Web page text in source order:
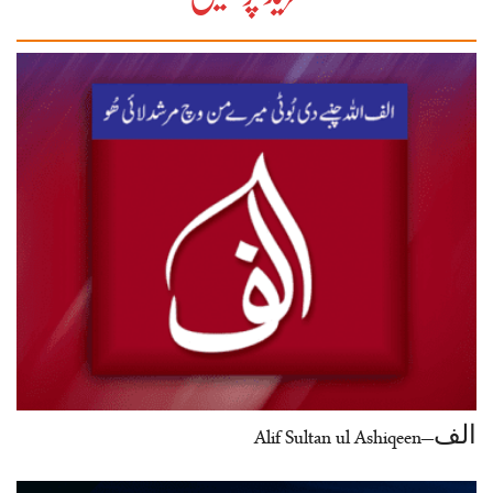
الف–Alif Sultan ul Ashiqeen